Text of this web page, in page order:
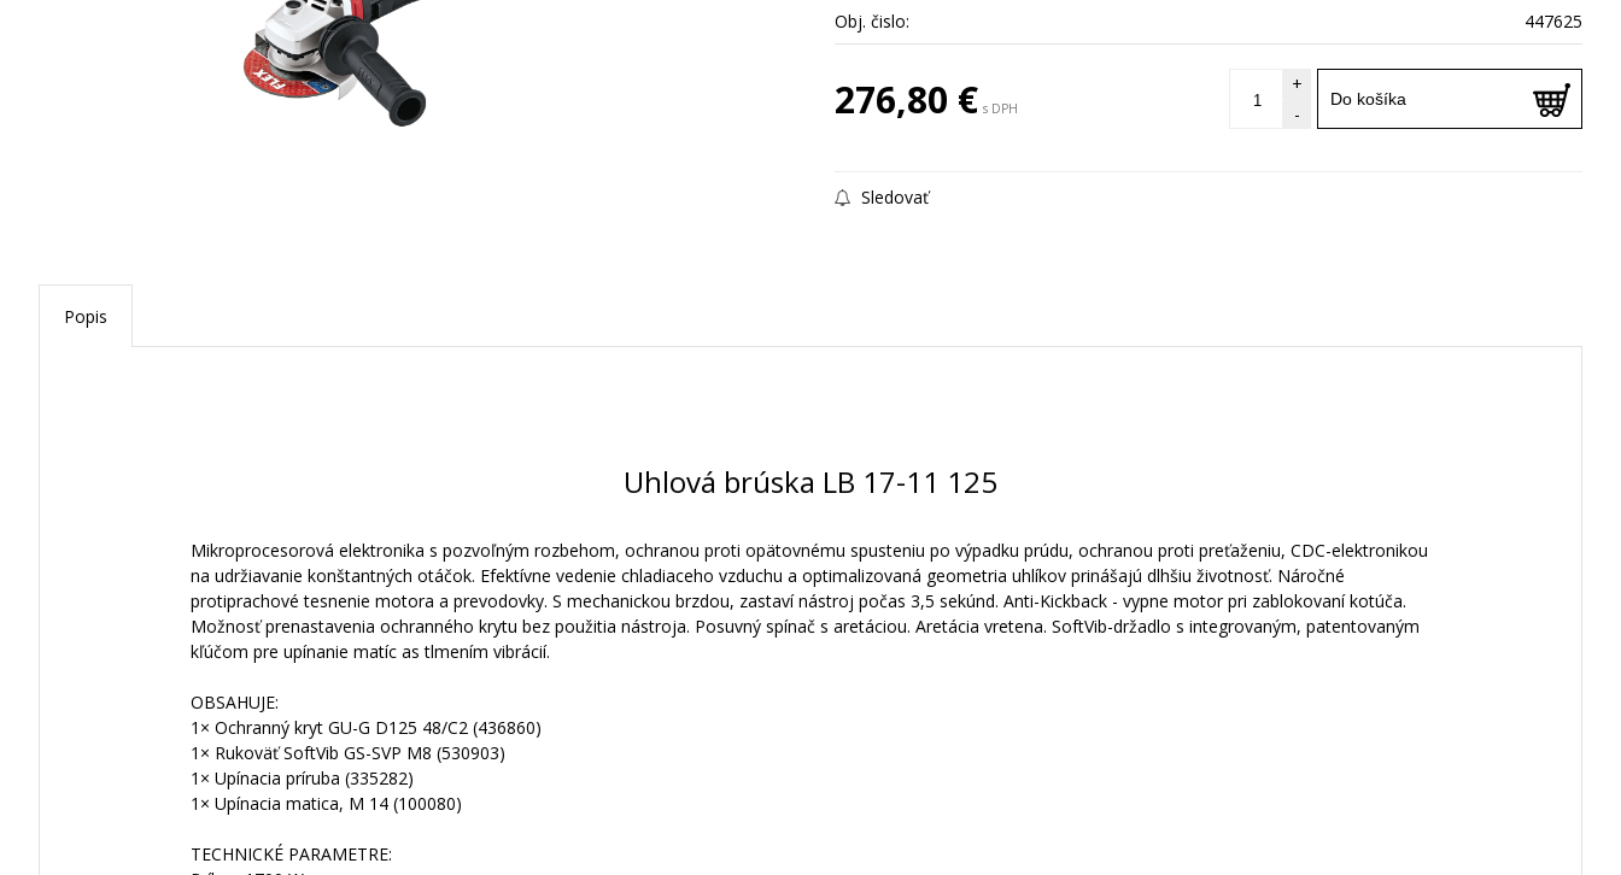
Obj. čislo:
447625
276,80 € s DPH Do košíka
+
-
Sledovať
Popis
Uhlová brúska LB 17-11 125
Mikroprocesorová elektronika s pozvoľným rozbehom, ochranou proti opätovnému spusteniu po výpadku prúdu, ochranou proti preťaženiu, CDC-elektronikou
na udržiavanie konštantných otáčok. Efektívne vedenie chladiaceho vzduchu a optimalizovaná geometria uhlíkov prinášajú dlhšiu životnosť. Náročné
protiprachové tesnenie motora a prevodovky. S mechanickou brzdou, zastaví nástroj počas 3,5 sekúnd. Anti-Kickback - vypne motor pri zablokovaní kotúča.
Možnosť prenastavenia ochranného krytu bez použitia nástroja. Posuvný spínač s aretáciou. Aretácia vretena. SoftVib-držadlo s integrovaným, patentovaným
kľúčom pre upínanie matíc as tlmením vibrácií.
OBSAHUJE:
1× Ochranný kryt GU-G D125 48/C2 (436860)
1× Rukoväť SoftVib GS-SVP M8 (530903)
1× Upínacia príruba (335282)
1× Upínacia matica, M 14 (100080)
TECHNICKÉ PARAMETRE: